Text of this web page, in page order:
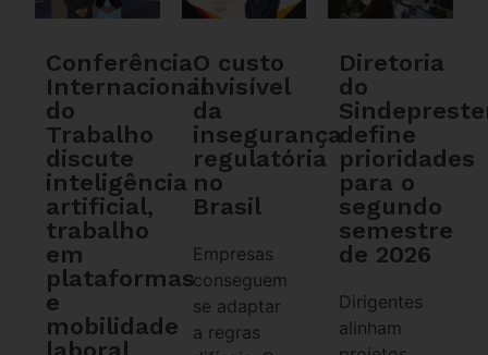
Conferência
Internacional
do
Trabalho
discute
inteligência
artificial,
trabalho
em
plataformas
e
mobilidade
O custo
invisível
da
insegurança
regulatória
no
Brasil
Empresas
conseguem
se adaptar
a regras
Diretoria
do
define
prioridades
para o
segundo
semestre
de 2026
Dirigentes
alinham